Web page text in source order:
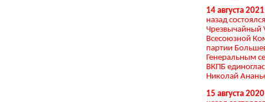
14 августа 2021
назад
Чрезвычайный
Всесоюзной
партии
Генеральным
ВКПБ
Николай
15 августа 2020